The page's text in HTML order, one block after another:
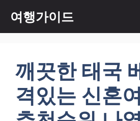
츠
여행가이드
깨끗한 태국
격있는 신혼